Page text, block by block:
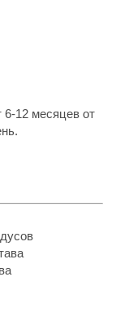
6-12 месяцев от